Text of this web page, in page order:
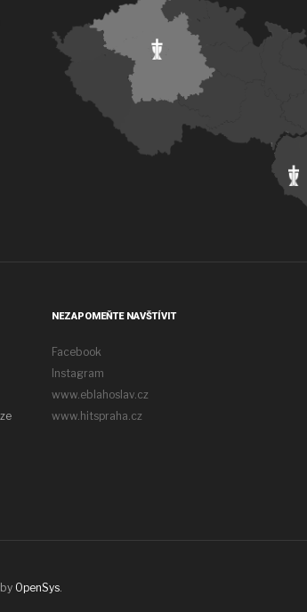
NEZAPOMEŇTE NAVŠTÍVIT
Facebook
Instagram
www.eblahoslav.cz
www.hitspraha.cz
OpenSys.